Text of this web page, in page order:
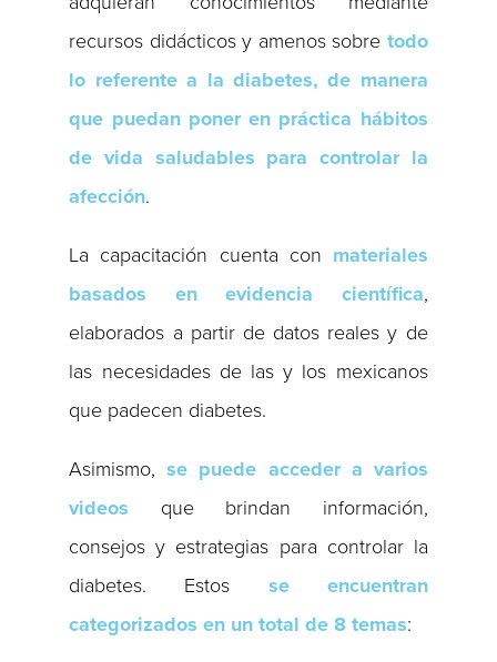
recursos didácticos y amenos sobre todo
lo referente a la diabetes, de manera
que puedan poner en práctica hábitos
de vida saludables para controlar la
afección.
La capacitación cuenta con materiales
basados en evidencia científica,
elaborados a partir de datos reales y de
las necesidades de las y los mexicanos
que padecen diabetes.
Asimismo,se puede acceder a varios
videos que brindan información,
consejos y estrategias para controlar la
diabetes. Estos se encuentran
categorizados en un total de 8 temas: